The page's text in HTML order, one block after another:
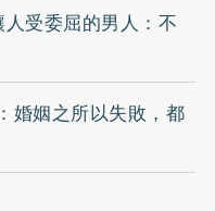
受委屈的男人：不
婚姻之所以失敗，都